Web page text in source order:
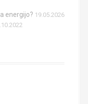
energijo? 19.05.2026